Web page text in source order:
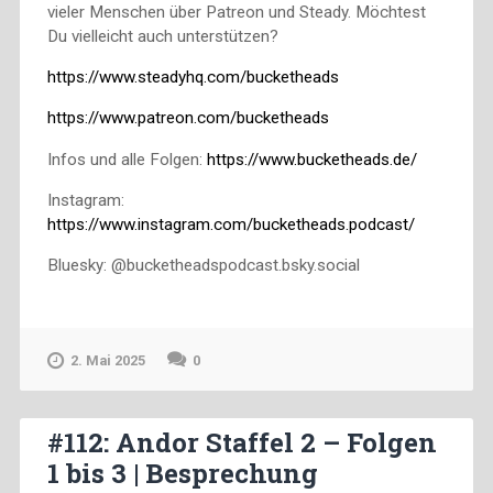
vieler Menschen über Patreon und Steady. Möchtest
Du vielleicht auch unterstützen?
https://www.steadyhq.com/bucketheads
https://www.patreon.com/bucketheads
Infos und alle Folgen: https://www.bucketheads.de/
Instagram:
https://www.instagram.com/bucketheads.podcast/
Bluesky: @bucketheadspodcast.bsky.social
2. Mai 2025 0
#112: Andor Staffel 2 – Folgen
1 bis 3 | Besprechung